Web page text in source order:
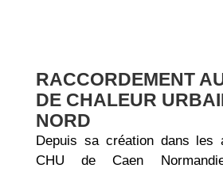
RACCORDEMENT
DE CHALEUR
NORD
Depuis sa création dans les
CHU de Caen